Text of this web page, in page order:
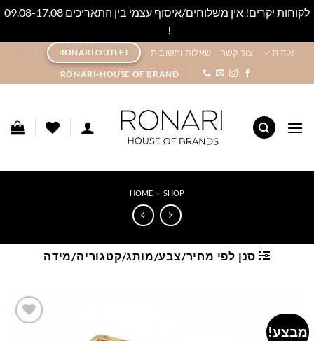
לקוחות יקרים! אין משלוחים/איסוף עצמי בין התאריכים 09.08-17.08
!
content
אודות צור קשר שאלות ותשובות RONARI OUTLET
RONARI-HOUSE OF BRAND
HOME » SHOP
סנן לפי מחיר/צבע/מותג/קטגוריה/מידה
מבצע!